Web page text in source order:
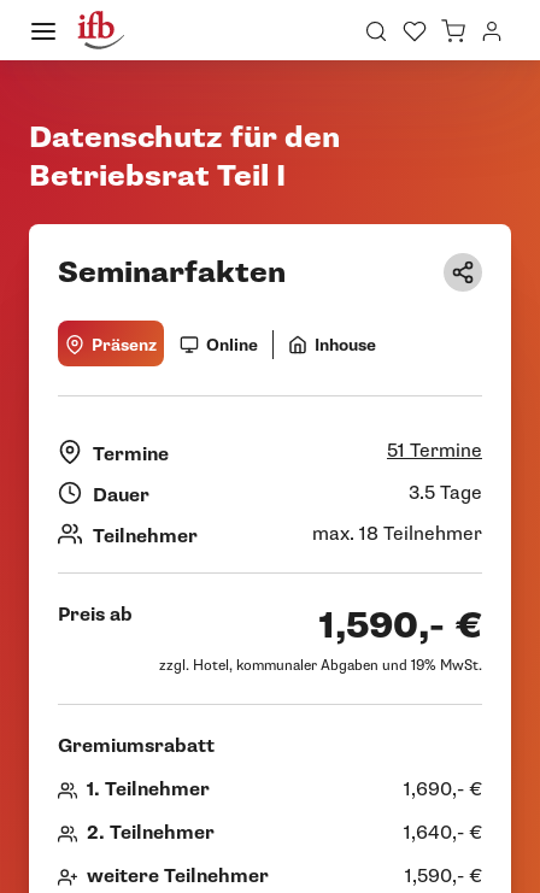
Datenschutz für den
Betriebsrat Teil I
Seminarfakten
Präsenz Online Inhouse
Termine
51 Termine
Dauer
3.5 Tage
Teilnehmer
max. 18 Teilnehmer
Preis ab 1,590,- €
zzgl. Hotel, kommunaler Abgaben und 19% MwSt.
Gremiumsrabatt
1. Teilnehmer
1,690,- €
2. Teilnehmer
1,640,- €
weitere Teilnehmer
1,590,- €